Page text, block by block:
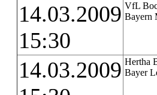
14.03.2009
15:30
VfL
Bayern
14.03.2009 Hertha
Bayer